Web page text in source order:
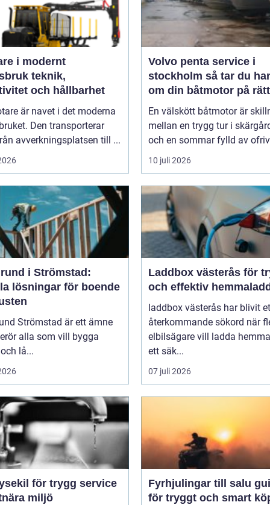
i modernt
teknik,
och hållbarhet
är navet i det moderna
Den transporterar
avverkningsplatsen till ...
Volvo penta service i
stockholm så tar du hand
om din båtmotor på
En välskött båtmotor är
mellan en trygg tur i
och en sommar fylld av
10 juli 2026
i Strömstad:
lösningar för boende
Strömstad är ett ämne
alla som vill bygga
lå...
Laddbox västerås för
och effektiv
laddbox västerås har blivit
återkommande sökord när
elbilsägare vill ladda
ett säk...
07 juli 2026
för trygg service
miljö
Fyrhjulingar till salu guide
för tryggt och smart